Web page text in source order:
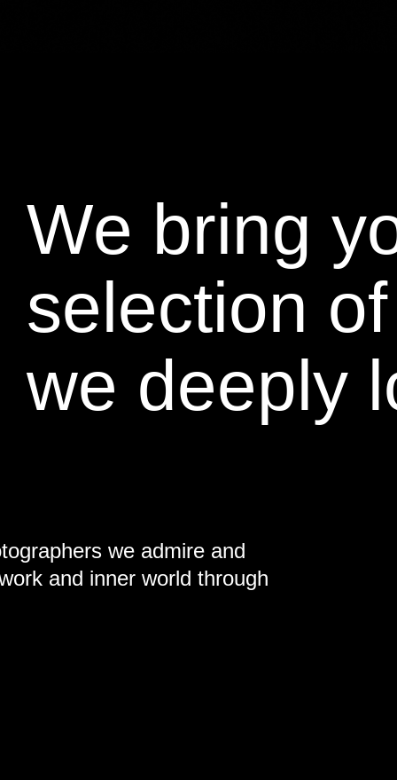
We bring
selection
we deeply
we admire and
and inner world through